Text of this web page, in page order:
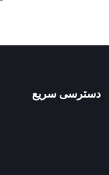
دسترسی سریع